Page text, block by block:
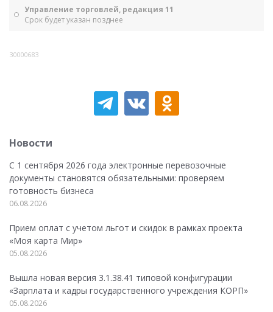
Управление торговлей, редакция 11
Срок будет указан позднее
30000683
Новости
С 1 сентября 2026 года электронные перевозочные
документы становятся обязательными: проверяем
готовность бизнеса
06.08.2026
Прием оплат с учетом льгот и скидок в рамках проекта
«Моя карта Мир»
05.08.2026
Вышла новая версия 3.1.38.41 типовой конфигурации
«Зарплата и кадры государственного учреждения КОРП»
05.08.2026